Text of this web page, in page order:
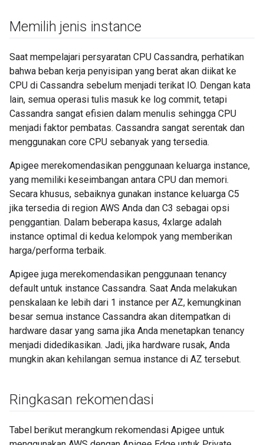
Memilih jenis instance
Saat mempelajari persyaratan CPU Cassandra, perhatikan
bahwa beban kerja penyisipan yang berat akan diikat ke
CPU di Cassandra sebelum menjadi terikat IO. Dengan kata
lain, semua operasi tulis masuk ke log commit, tetapi
Cassandra sangat efisien dalam menulis sehingga CPU
menjadi faktor pembatas. Cassandra sangat serentak dan
menggunakan core CPU sebanyak yang tersedia.
Apigee merekomendasikan penggunaan keluarga instance,
yang memiliki keseimbangan antara CPU dan memori.
Secara khusus, sebaiknya gunakan instance keluarga C5
jika tersedia di region AWS Anda dan C3 sebagai opsi
penggantian. Dalam beberapa kasus, 4xlarge adalah
instance optimal di kedua kelompok yang memberikan
harga/performa terbaik.
Apigee juga merekomendasikan penggunaan tenancy
default untuk instance Cassandra. Saat Anda melakukan
penskalaan ke lebih dari 1 instance per AZ, kemungkinan
besar semua instance Cassandra akan ditempatkan di
hardware dasar yang sama jika Anda menetapkan tenancy
menjadi didedikasikan. Jadi, jika hardware rusak, Anda
mungkin akan kehilangan semua instance di AZ tersebut.
Ringkasan rekomendasi
Tabel berikut merangkum rekomendasi Apigee untuk